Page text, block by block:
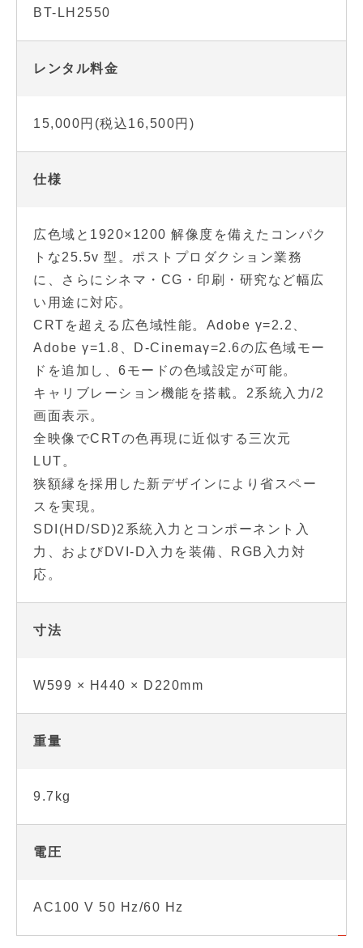
BT-LH2550
レンタル料金
15,000円(税込16,500円)
仕様
広色域と1920×1200 解像度を備えたコンパク
トな25.5v 型。ポストプロダクション業務
に、さらにシネマ・CG・印刷・研究など幅広
い用途に対応。
CRTを超える広色域性能。Adobe γ=2.2、
Adobe γ=1.8、D-Cinemaγ=2.6の広色域モー
ドを追加し、6モードの色域設定が可能。
キャリブレーション機能を搭載。2系統入力/2
画面表示。
全映像でCRTの色再現に近似する三次元
LUT。
狭額縁を採用した新デザインにより省スペー
スを実現。
SDI(HD/SD)2系統入力とコンポーネント入
力、およびDVI-D入力を装備、RGB入力対
応。
寸法
W599 × H440 × D220mm
重量
9.7kg
電圧
AC100 V 50 Hz/60 Hz